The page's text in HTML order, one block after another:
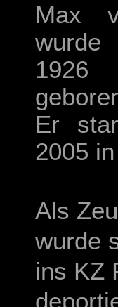
Max
1926
Er
2005
Als
wurde
ins KZ